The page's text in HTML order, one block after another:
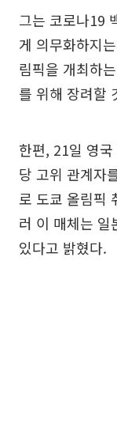
그는 코로나19
게 의무화하지
림픽을 개최하
를 위해 장려할
한편, 21일 영
당 고위 관계자
로 도쿄 올림픽
러 이 매체는 일
있다고 밝혔다.